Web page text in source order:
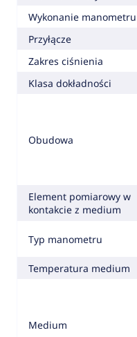
Wykonanie manometru
Przyłącze
Zakres ciśnienia
Klasa dokładności
Obudowa
Element pomiarowy w
kontakcie z medium
Typ manometru
Temperatura medium
Medium